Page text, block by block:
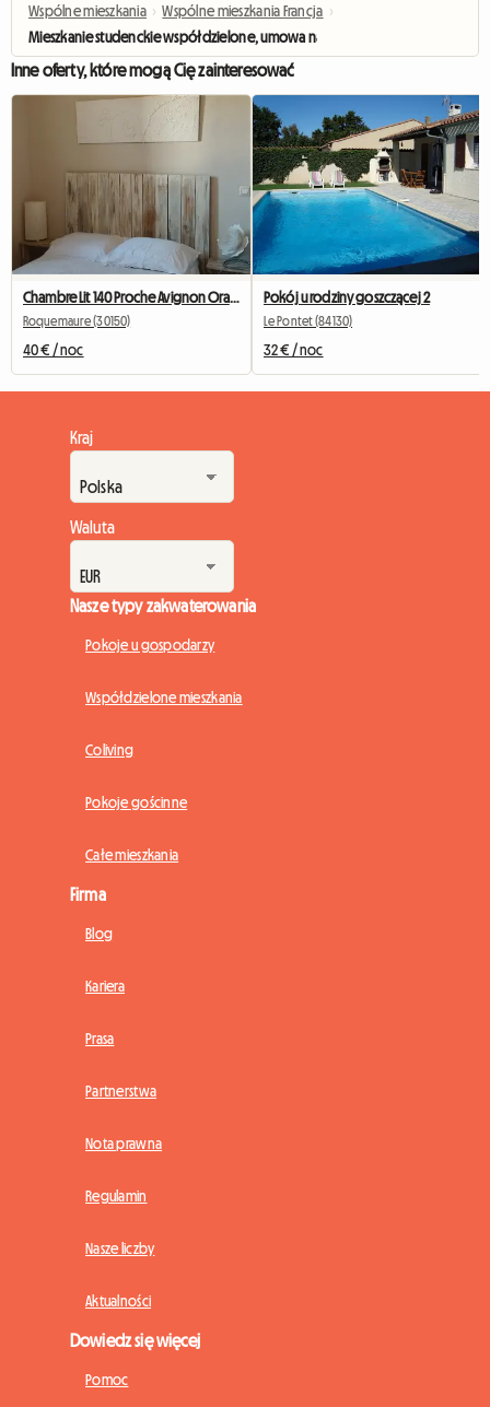
Wspólne mieszkania › Wspólne mieszkania Francja ›
Mieszkanie studenckie współdzielone, umowa najmu na 9 miesięcy
Inne oferty, które mogą Cię zainteresować
Chambre Lit 140 Proche Avignon Orange A 20 Mn De Marcoule
Roquemaure (30150)
40 € / noc
Pokój u rodziny goszczącej 2
Le Pontet (84130)
32 € / noc
Kraj
Waluta
Nasze typy zakwaterowania
Pokoje u gospodarzy
Współdzielone mieszkania
Coliving
Pokoje gościnne
Całe mieszkania
Firma
Blog
Kariera
Prasa
Partnerstwa
Nota prawna
Regulamin
Nasze liczby
Aktualności
Dowiedz się więcej
Pomoc